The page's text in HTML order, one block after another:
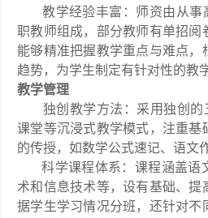
教学经验丰富：师资由从事
职教师组成，部分教师有单招阅
能够精准把握教学重点与难点，
趋势，为学生制定有针对性的教
教学管理
独创教学方法：采用独创的
课堂等沉浸式教学模式，注重基
的传授，如数学公式速记、语文
科学课程体系：课程涵盖语
术和信息技术等，设有基础、提
据学生学习情况分班，还针对不